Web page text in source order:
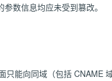
数信息均应未受到篡改。
只能向同域（包括 CNAME